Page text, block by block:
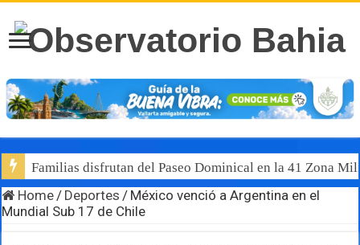
Familias disfrutan del Paseo Dominical en la 41 Zona
Home / Deportes / México venció a Argentina en el
Mundial Sub 17 de Chile